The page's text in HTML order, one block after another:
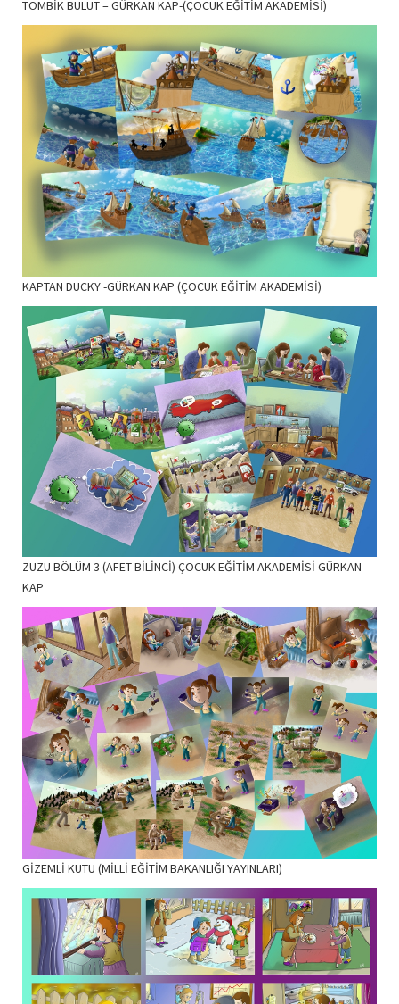
TOMBİK BULUT – GÜRKAN KAP-(ÇOCUK EĞİTİM AKADEMİSİ)
KAPTAN DUCKY -GÜRKAN KAP (ÇOCUK EĞİTİM AKADEMİSİ)
ZUZU BÖLÜM 3 (AFET BİLİNCİ) ÇOCUK EĞİTİM AKADEMİSİ GÜRKAN
KAP
GİZEMLİ KUTU (MİLLİ EĞİTİM BAKANLIĞI YAYINLARI)